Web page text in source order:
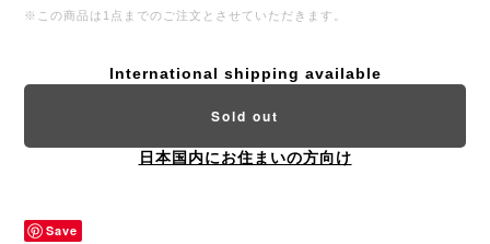
※この商品は1点までのご注文とさせていただきます。
International shipping available
Sold out
日本国内にお住まいの方向け
Save